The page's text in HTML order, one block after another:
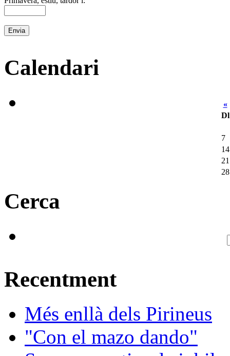
Calendari
«
Dl
7
14
21
28
Cerca
Recentment
Més enllà dels Pirineus
"Con el mazo dando"